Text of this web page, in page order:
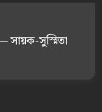
সায়ক-সুস্মিতা